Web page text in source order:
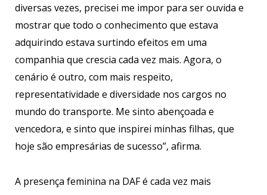
diversas vezes, precisei me impor para ser ouvida e
mostrar que todo o conhecimento que estava
adquirindo estava surtindo efeitos em uma
companhia que crescia cada vez mais. Agora, o
cenário é outro, com mais respeito,
representatividade e diversidade nos cargos no
mundo do transporte. Me sinto abençoada e
vencedora, e sinto que inspirei minhas filhas, que
hoje são empresárias de sucesso”, afirma.
A presença feminina na DAF é cada vez mais